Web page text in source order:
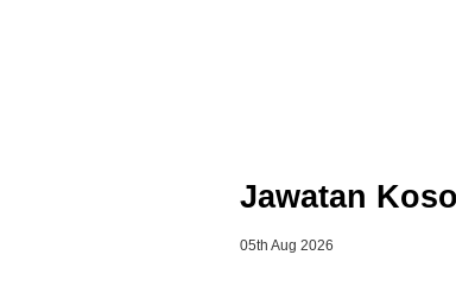
Jawatan
05th Aug 2026